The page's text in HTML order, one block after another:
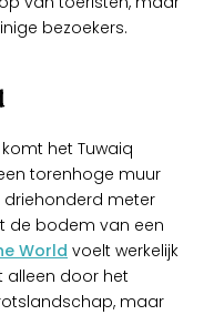
bezoekers.
komt het Tuwaiq
torenhoge muur
driehonderd meter
de bodem van een
World voelt werkelijk
alleen door het
maar